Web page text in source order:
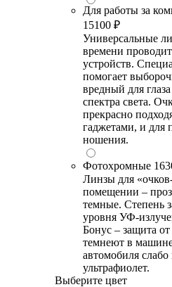
Для работы за
15100 ₽
Универсальные
времени
устройств.
помогает
вредный для
спектра света.
прекрасно
гаджетами, и для
ношения.
Фотохромные
Линзы для
помещении –
темные. Степень
уровня УФ-
Бонус – защита
темнеют в
автомобиля слабо
ультрафиолет.
Выберите цвет